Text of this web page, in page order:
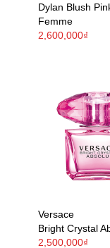
Dylan Blush
Femme
2,600,000₫
Versace
Bright Crystal
2,500,000₫